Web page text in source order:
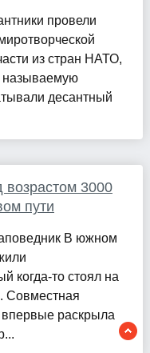
провели
из стран НАТО,
называемую
десантный
возрастом 3000
пути
В южном
когда-то стоял на
Совместная
впервые раскрыла